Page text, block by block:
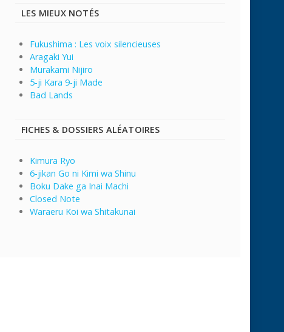
LES MIEUX NOTÉS
Fukushima : Les voix silencieuses
Aragaki Yui
Murakami Nijiro
5-ji Kara 9-ji Made
Bad Lands
FICHES & DOSSIERS ALÉATOIRES
Kimura Ryo
6-jikan Go ni Kimi wa Shinu
Boku Dake ga Inai Machi
Closed Note
Waraeru Koi wa Shitakunai